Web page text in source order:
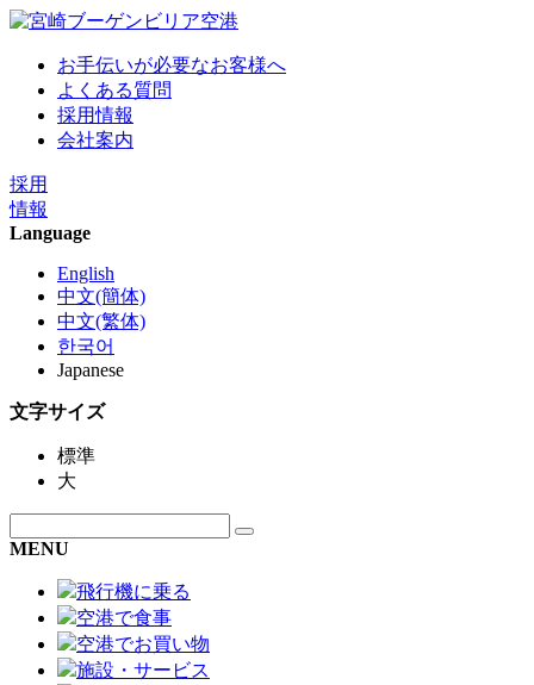
お手伝いが必要なお客様へ
よくある質問
採用情報
会社案内
採用
情報
Language
English
中文(簡体)
中文(繁体)
한국어
Japanese
文字サイズ
標準
大
MENU
飛行機に乗る
空港で食事
空港でお買い物
施設・サービス